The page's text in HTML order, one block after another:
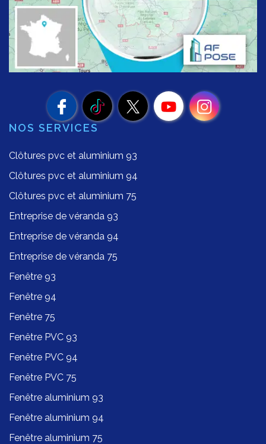
NOS SERVICES
Clôtures pvc et aluminium 93
Clôtures pvc et aluminium 94
Clôtures pvc et aluminium 75
Entreprise de véranda 93
Entreprise de véranda 94
Entreprise de véranda 75
Fenêtre 93
Fenêtre 94
Fenêtre 75
Fenêtre PVC 93
Fenêtre PVC 94
Fenêtre PVC 75
Fenêtre aluminium 93
Fenêtre aluminium 94
Fenêtre aluminium 75